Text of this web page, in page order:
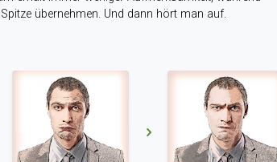
übernehmen. Und dann hört man auf.